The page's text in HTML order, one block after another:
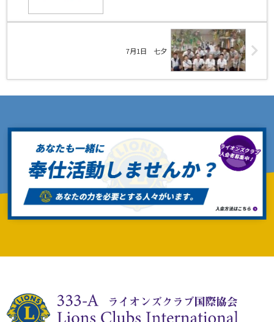
7月1日 七夕